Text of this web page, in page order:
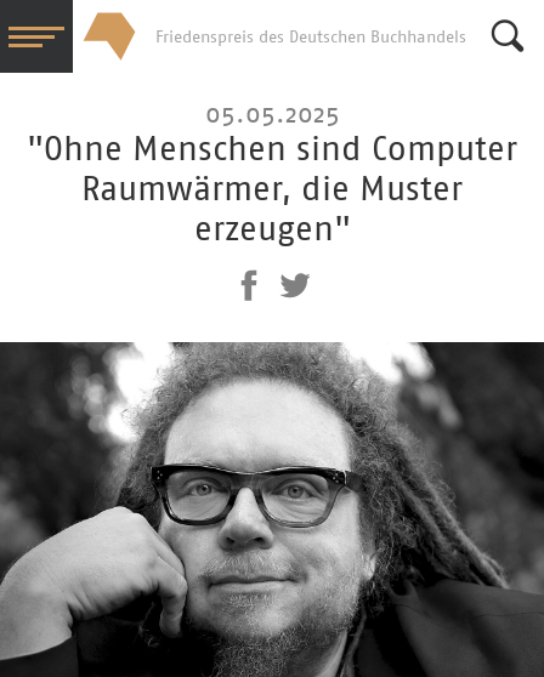
Friedenspreis des Deutschen Buchhandels
05.05.2025
"Ohne Menschen sind Computer
Raumwärmer, die Muster
erzeugen"